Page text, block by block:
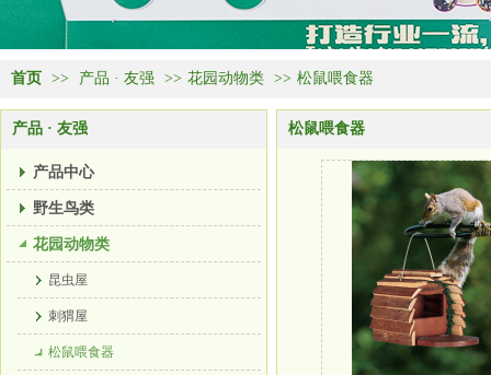
首页 >> 产品 · 友强 >> 花园动物类 >> 松鼠喂食器
产品 · 友强
产品中心
野生鸟类
花园动物类
昆虫屋
刺猬屋
松鼠喂食器
松鼠喂食器